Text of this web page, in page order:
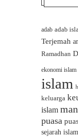
adab adab
Terjemah
Ramadhan
ekonomi islam
islam
keluarga
islam
puasa
sejarah islam